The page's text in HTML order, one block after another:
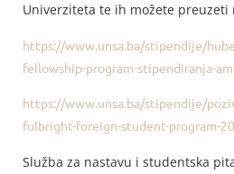
Univerziteta te ih možete preuzeti
https://www.unsa.ba/stipendije/
fellowship-program-stipendiranja-
https://www.unsa.ba/stipendije/
fulbright-foreign-student-program-
Služba za nastavu i studentska